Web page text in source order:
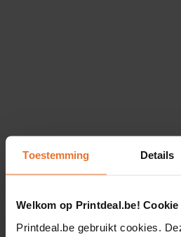
Toestemming Details
Welkom op Printdeal.be!
Printdeal.be gebruikt cookies.